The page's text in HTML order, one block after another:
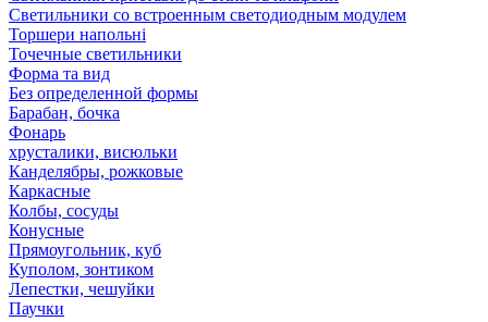
Светильники со встроенным светодиодным модулем
Торшери напольні
Точечные светильники
Форма та вид
Без определенной формы
Барабан, бочка
Фонарь
хрусталики, висюльки
Канделябры, рожковые
Каркасные
Колбы, сосуды
Конусные
Прямоугольник, куб
Куполом, зонтиком
Лепестки, чешуйки
Паучки